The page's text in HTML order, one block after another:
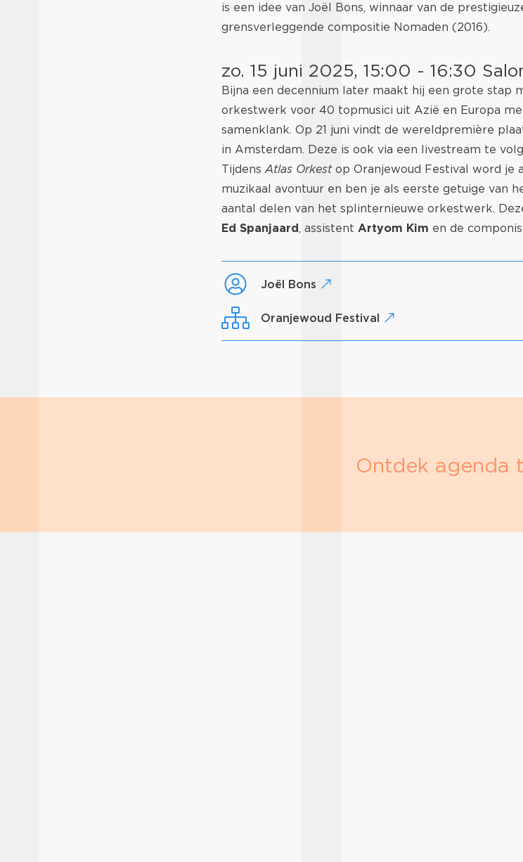
is een idee van Joël Bons, winnaar van de
grensverleggende compositie Nomaden (2016).
zo. 15 juni 2025, 15:00 - 16:30
Bijna een decennium later maakt hij een grote stap
orkestwerk voor 40 topmusici uit Azië en Europa
samenklank. Op 21 juni vindt de wereldpremière
in Amsterdam. Deze is ook via een livestream te
TijdensAtlas Orkest op Oranjewoud Festival word je
muzikaal avontuur en ben je als eerste getuige van
aantal delen van het splinternieuwe orkestwerk.
Ed Spanjaard, assistent Artyom Kim en de
Joël Bons
Oranjewoud Festival
Ontdek